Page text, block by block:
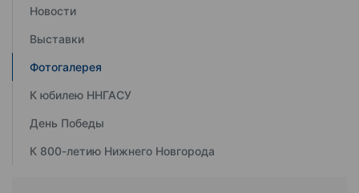
Новости
Выставки
Фотогалерея
К юбилею ННГАСУ
День Победы
К 800-летию Нижнего Новгорода